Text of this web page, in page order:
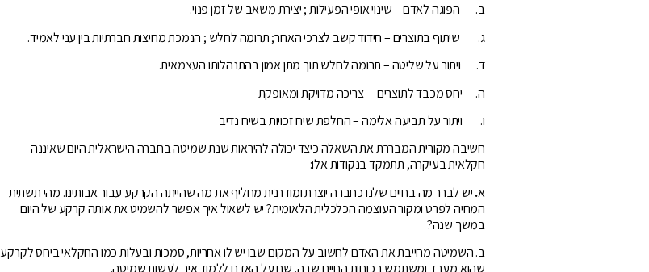
ב. הפוגה לאדם – שינוי אופי הפעילות ; יצירת משאב של זמן פנוי.
ג. שיתוף בתוצרים – חידוד קשב לצרכי האחר; תרומה לחלש ; הנמכת מחיצות חברתיות בין עני לאמיד.
ד. ויתור על שליטה – תרומה לחלש תוך מתן אמון בהתנהלותו העצמאית.
ה. יחס מכבד לתוצרים – צריכה מדויקת ומאופקת
ו. ויתור על תביעה אלימה – החלפת שיח זכויות בשיח נדיב
חשיבה מקורית המבררת את השאלה כיצד יכולה להיראות שנת שמיטה בחברה הישראלית היום שאיננה
חקלאית בעיקרה, תתמקד בנקודות אלו:
א.יש לברר מה בחיים שלנו כחברה יוצרת ומודרנית מחליף את מה שהייתה הקרקע עבור אבותינו. מהי תשתית
המחיה לפרט ומקור העוצמה הכלכלית הלאומית? יש לשאול איך אפשר להשמיט את אותה קרקע של היום
במשך שנה?
ב. השמיטה מחייבת את האדם לחשוב על המקום שבו יש לו אחריות, סמכות ובעלות כמו החקלאי ביחס לקרקע
שהוא מעבד ומשתמש בכוחות החיים שבה. שם על האדם ללמוד איך לעשות שמיטה.